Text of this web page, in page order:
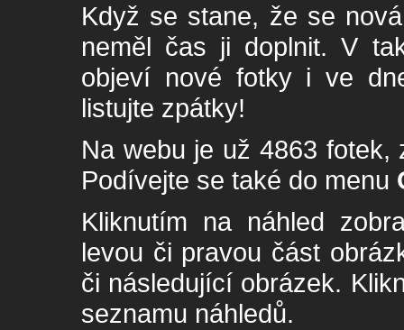
Když se stane, že se
neměl čas ji doplnit. V
objeví nové fotky i ve
listujte zpátky!
Na webu je už 4863
Podívejte se také do menu
Kliknutím na náhled
levou či pravou část
či následující obrázek.
seznamu náhledů.